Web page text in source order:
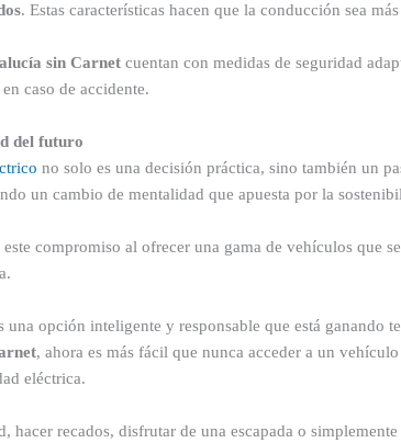
. Estas características hacen que la conducción sea
sin Carnet cuentan con medidas de seguridad
caso de accidente.
del futuro
no solo es una decisión práctica, sino también un
un cambio de mentalidad que apuesta por la
este compromiso al ofrecer una gama de vehículos que
opción inteligente y responsable que está ganando
, ahora es más fácil que nunca acceder a un
eléctrica.
hacer recados, disfrutar de una escapada o